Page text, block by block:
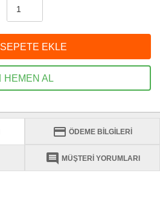
SEPETE EKLE
HEMEN AL
credit_card ÖDEME BİLGİLERİ
comment MÜŞTERİ YORUMLARI